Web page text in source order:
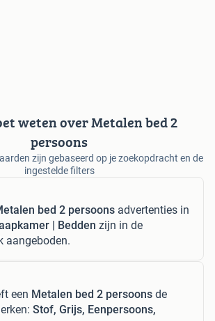
weten over Metalen bed 2
persoons
zijn gebaseerd op je zoekopdracht en de
ingestelde filters
bed 2 persoons advertenties in
| Bedden zijn in de
aangeboden.
een Metalen bed 2 persoons de
Stof, Grijs, Eenpersoons,